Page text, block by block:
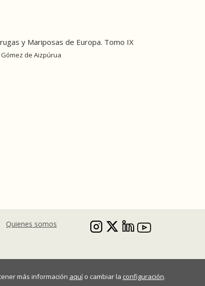
y Mariposas de Europa. Tomo IX
Gómez de Aizpúrua
Quienes somos
más información aquío cambiar la configuración.